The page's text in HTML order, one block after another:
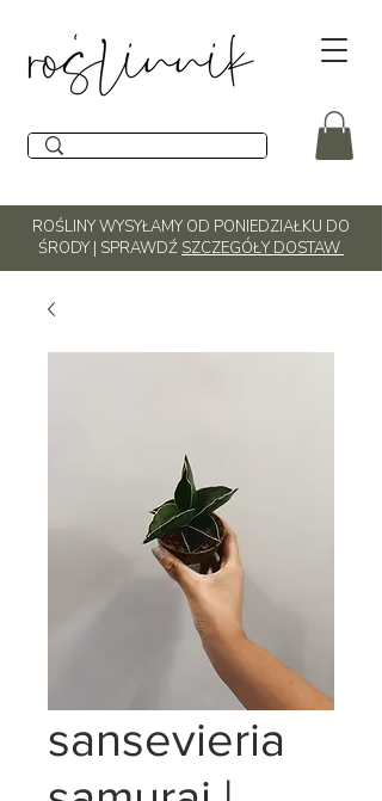
ROŚLINY WYSYŁAMY OD PONIEDZIAŁKU DO
ŚRODY | SPRAWDŹ SZCZEGÓŁY DOSTAW
sansevieria